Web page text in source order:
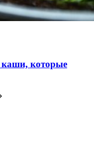
каши, которые